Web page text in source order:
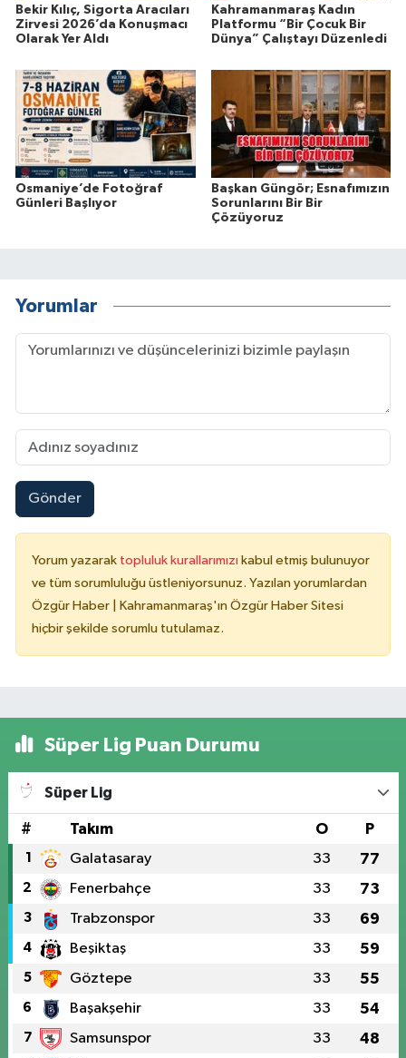
Bekir Kılıç, Sigorta Aracıları
Zirvesi 2026’da Konuşmacı
Olarak Yer Aldı
Kahramanmaraş Kadın
Platformu “Bir Çocuk Bir
Dünya” Çalıştayı Düzenledi
Osmaniye’de Fotoğraf
Günleri Başlıyor
Başkan Güngör; Esnafımızın
Sorunlarını Bir Bir
Çözüyoruz
Yorumlar
Gönder
Yorum yazarak topluluk kurallarımızı kabul etmiş bulunuyor
ve tüm sorumluluğu üstleniyorsunuz. Yazılan yorumlardan
Özgür Haber | Kahramanmaraş'ın Özgür Haber Sitesi
hiçbir şekilde sorumlu tutulamaz.
Süper Lig Puan Durumu
Süper Lig
# Takım O P
1 Galatasaray 33 77
2 Fenerbahçe 33 73
3 Trabzonspor 33 69
4 Beşiktaş 33 59
5 Göztepe 33 55
6 Başakşehir 33 54
7 Samsunspor 33 48